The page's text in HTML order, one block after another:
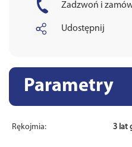
Zadzwoń i
Udostępnij
Parametry
Rękojmia: 3 lat